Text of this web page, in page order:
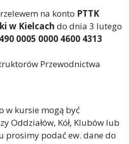
na konto PTTK
w Kielcach do dnia 3 lutego
0005 0000 4600 4313
Przewodnictwa
w kursie mogą być
Oddziałów, Kół, Klubów lub
prosimy podać ew. dane do